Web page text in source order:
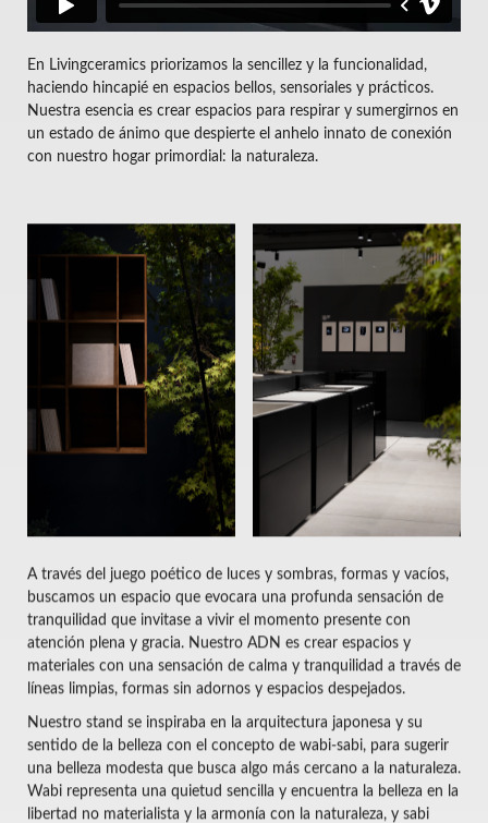
En Livingceramics priorizamos la sencillez y la funcionalidad,
haciendo hincapié en espacios bellos, sensoriales y prácticos.
Nuestra esencia es crear espacios para respirar y sumergirnos en
un estado de ánimo que despierte el anhelo innato de conexión
con nuestro hogar primordial: la naturaleza.
A través del juego poético de luces y sombras, formas y vacíos,
buscamos un espacio que evocara una profunda sensación de
tranquilidad que invitase a vivir el momento presente con
atención plena y gracia. Nuestro ADN es crear espacios y
materiales con una sensación de calma y tranquilidad a través de
líneas limpias, formas sin adornos y espacios despejados.
Nuestro stand se inspiraba en la arquitectura japonesa y su
sentido de la belleza con el concepto de wabi-sabi, para sugerir
una belleza modesta que busca algo más cercano a la naturaleza.
Wabi representa una quietud sencilla y encuentra la belleza en la
libertad no materialista y la armonía con la naturaleza, y sabi